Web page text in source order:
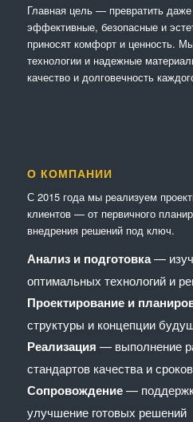
Главная цель — превратить
эффективные, безопасные и
приносят комфорт и ценность.
технологии и надежные
качество и долговечность
О КОМПАНИИ
С 2015 года мы реализуем
клиентов — от первичного
внедрения решений под ключ.
Анализ и подготовка—
оптимальных технологий и
Проектирование и
структуры и концепции
Реализация — выполнение
стандартов качества и сроков
Сопровождение—
улучшение готовых решений